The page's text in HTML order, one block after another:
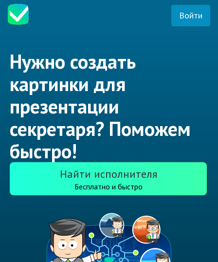
Войти
Нужно создать
картинки для
презентации
секретаря? Поможем
быстро!
Найти исполнителя
Бесплатно и быстро